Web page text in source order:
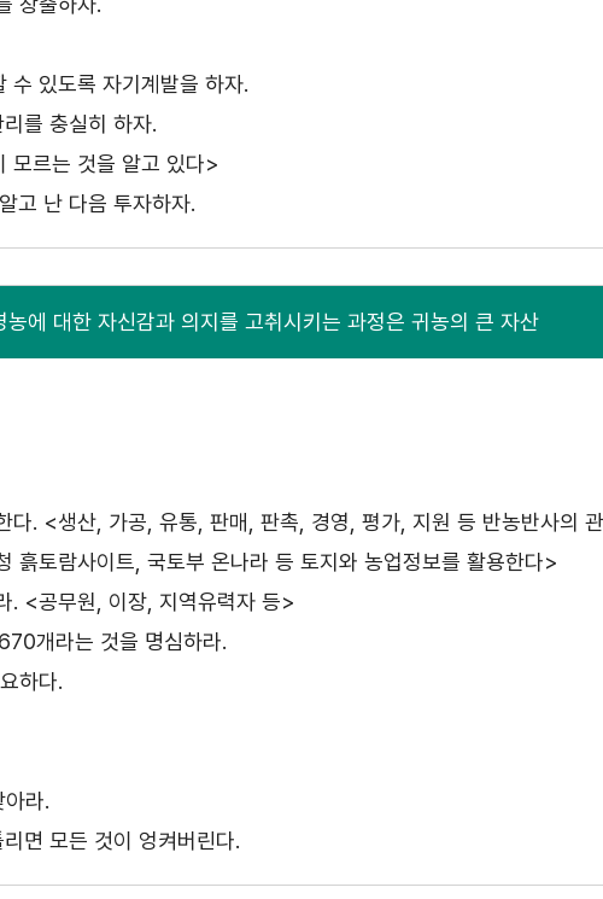
수 있도록 자기계발을 하자.
를 충실히 하자.
모르는 것을 알고 있다>
고 난 다음 투자하자.
농에 대한 자신감과 의지를 고취시키는 과정은 귀농의 큰 자산
다. <생산, 가공, 유통, 판매, 판촉, 경영, 평가, 지원 등 반농반사의
흙토람사이트, 국토부 온나라 등 토지와 농업정보를 활용한다>
. <공무원, 이장, 지역유력자 등>
개라는 것을 명심하라.
하다.
라.
면 모든 것이 엉켜버린다.